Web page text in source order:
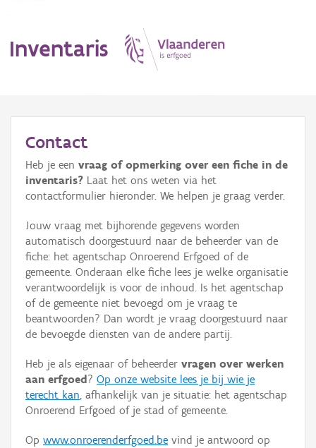
Inventaris
Erfgoedobject
Aanduidingsobject
Waarneming
Thema
Gebeurtenis
Persoon of collectief
Hergebruik
Aanmelden
Contact
Heb je een vraag of opmerking over een fiche in de
inventaris? Laat het ons weten via het
contactformulier hieronder. We helpen je graag verder.
Jouw vraag met bijhorende gegevens worden
automatisch doorgestuurd naar de beheerder van de
fiche: het agentschap Onroerend Erfgoed of de
gemeente. Onderaan elke fiche lees je welke organisatie
verantwoordelijk is voor de inhoud. Is het agentschap
of de gemeente niet bevoegd om je vraag te
beantwoorden? Dan wordt je vraag doorgestuurd naar
de bevoegde diensten van de andere partij.
Heb je als eigenaar of beheerder vragen over werken
aan erfgoed ? Op onze website lees je bij wie je
terecht kan, afhankelijk van je situatie: het agentschap
Onroerend Erfgoed of je stad of gemeente.
Op www.onroerenderfgoed.be vind je antwoord op